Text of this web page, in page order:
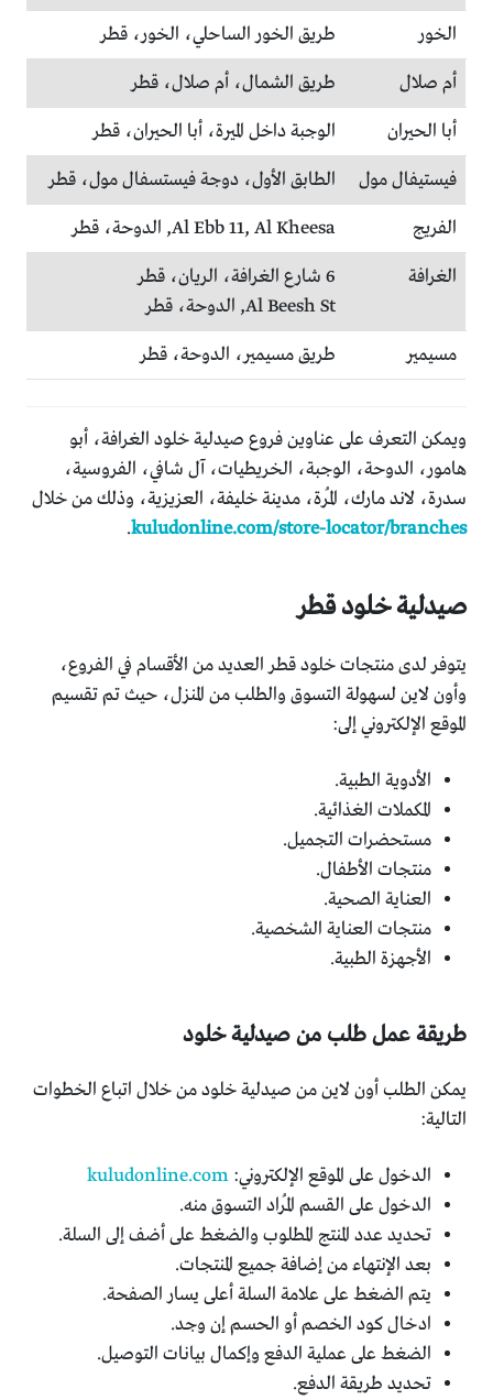
الخور طـريق الخور الساحلي، الخور، قطر
أم صلال طريق الشمال، أم صلال، قطر
أبا الحيران الوجبة داخل الميرة، أبا الحيران، قطر
فيستيفال مول الطابق الأول، دوجة فيستسفال مول، قطر
الفريج Al Ebb 11, Al Kheesa, الدوحة، قطر
الغرافة
6 شارع الغرافة، الريان، قطر
Al Beesh St, الدوحة، قطر
مسيمير طريق مسيمير، الدوحة، قطر
ويمكن التعرف على عناوين فروع صيدلية خلود الغرافة، أبو
هامور، الدوحة، الوجبة، الخريطيات، آل شافي، الفروسية،
سدرة، لاند مارك، المُرة، مدينة خليفة، العزيزية، وذلك من خلال
kuludonline.com/store-locator/branches
.
صيدلية خلود قطر
يتوفر لدى منتجات خلود قطر العديد من الأقسام في الفروع،
وأون لاين لسهولة التسوق والطلب من المنزل، حيث تم تقسيم
الموقع الإلكتروني إلى:
الأدوية الطبية.
المكملات الغذائية.
مستحضرات التجميل.
منتجات الأطفال.
العناية الصحية.
منتجات العناية الشخصية.
الأجهزة الطبية.
طريقة عمل طلب من صيدلية خلود
يمكن الطلب أون لاين من صيدلية خلود من خلال اتباع الخطوات
التالية:
الدخول على الموقع الإلكتروني: kuludonline.com
الدخول على القسم المُراد التسوق منه.
تحديد عدد المنتج المطلوب والضغط على أضف إلى السلة.
بعد الإنتهاء من إضافة جميع المنتجات.
يتم الضغط على علامة السلة أعلى يسار الصفحة.
ادخال كود الخصم أو الحسم إن وجد.
الضغط على عملية الدفع وإكمال بيانات التوصيل.
تحديد طريقة الدفع.